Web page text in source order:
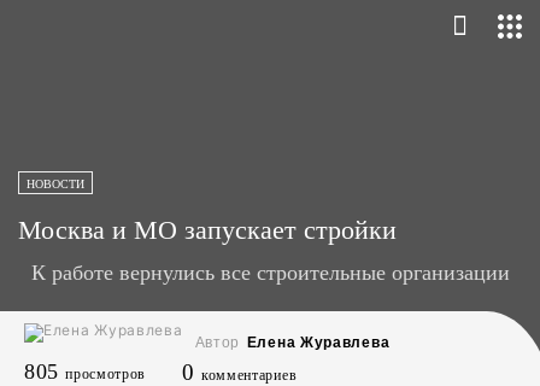
НОВОСТИ
Москва и МО запускает стройки
К работе вернулись все строительные организации
Автор Елена Журавлева
805 просмотров 0 комментариев